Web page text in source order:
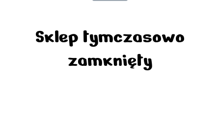
Sklep tymczasowo
zamknięty